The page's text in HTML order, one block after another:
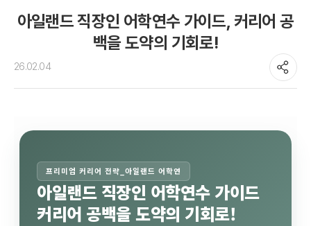
아일랜드 직장인 어학연수 가이드, 커리어 공
백을 도약의 기회로!
26.02.04
프리미엄 커리어 전략_아일랜드 어학연
아일랜드 직장인 어학연수 가이드
커리어 공백을 도약의 기회로!